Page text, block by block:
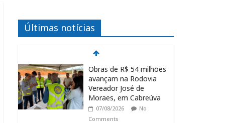
Últimas notícias
Obras de R$ 54 milhões
avançam na Rodovia
Vereador José de
Moraes, em Cabreúva
07/08/2026
No
Comments